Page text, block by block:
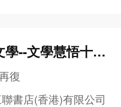
學--文學慧悟十八
復
書店(香港)有限公司